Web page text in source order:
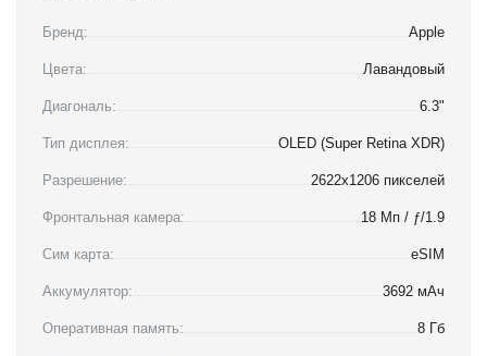
Бренд: Apple
Цвета: Лавандовый
Диагональ: 6.3"
Тип дисплея: OLED (Super Retina XDR)
Разрешение: 2622x1206 пикселей
Фронтальная камера: 18 Мп / ƒ/1.9
Сим карта: eSIM
Аккумулятор: 3692 мАч
Оперативная память: 8 Гб